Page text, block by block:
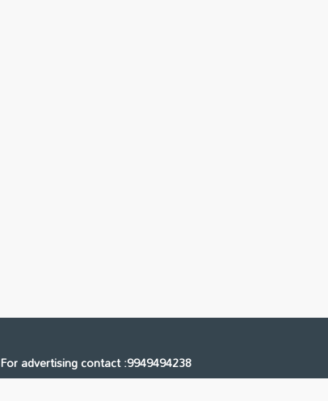
For advertising contact :9949494238
Email: digital@ntvnetwork.com